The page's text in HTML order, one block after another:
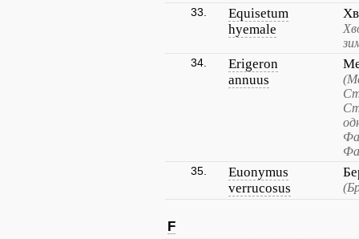
33.
Equisetum
hyemale
34.
Erigeron
annuus
35.
Euonymus
verrucosus
F